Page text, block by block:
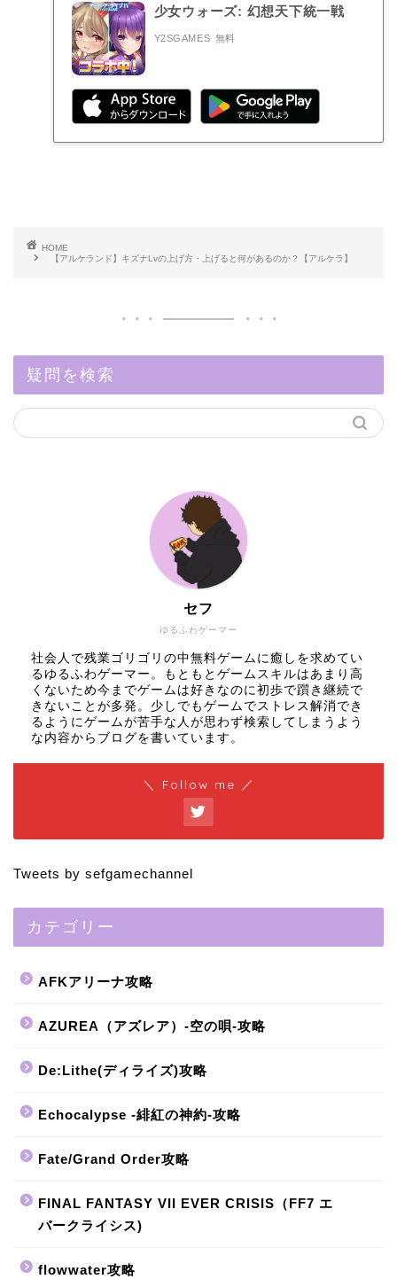
少女ウォーズ: 幻想天下統一戦
Y2SGAMES 無料
HOME
【アルケランド】キズナLvの上げ方・上げると何があるのか？【アルケラ】
疑問を検索
ゆるふわゲーマー
セフ
社会人で残業ゴリゴリの中無料ゲームに癒しを求めてい
るゆるふわゲーマー。もともとゲームスキルはあまり高
くないため今までゲームは好きなのに初歩で躓き継続で
きないことが多発。少しでもゲームでストレス解消でき
るようにゲームが苦手な人が思わず検索してしまうよう
な内容からブログを書いています。
＼ Follow me ／
Tweets by sefgamechannel
カテゴリー
AFKアリーナ攻略
AZUREA（アズレア）-空の唄-攻略
De:Lithe(ディライズ)攻略
Echocalypse -緋紅の神約-攻略
Fate/Grand Order攻略
FINAL FANTASY VII EVER CRISIS（FF7 エ
バークライシス)
flowwater攻略